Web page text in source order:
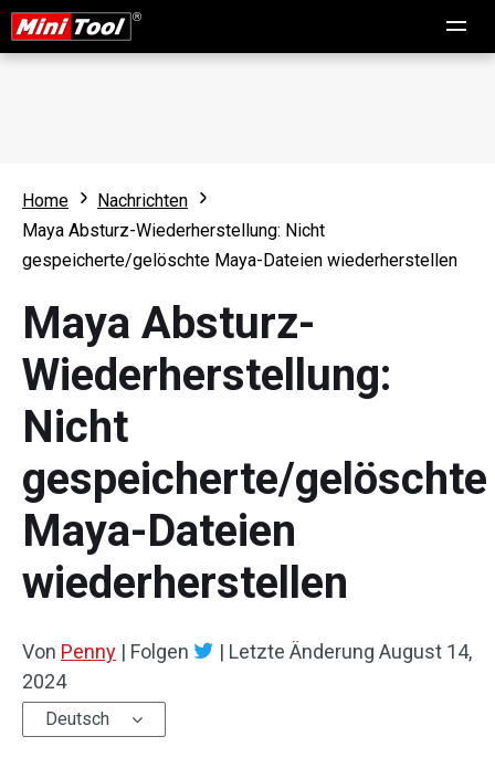
Home
Nachrichten
Maya Absturz-Wiederherstellung: Nicht
gespeicherte/gelöschte Maya-Dateien wiederherstellen
Maya Absturz-
Wiederherstellung:
Nicht
gespeicherte/gelöschte
Maya-Dateien
wiederherstellen
Von Penny | Folgen | Letzte Änderung August 14,
2024
Deutsch